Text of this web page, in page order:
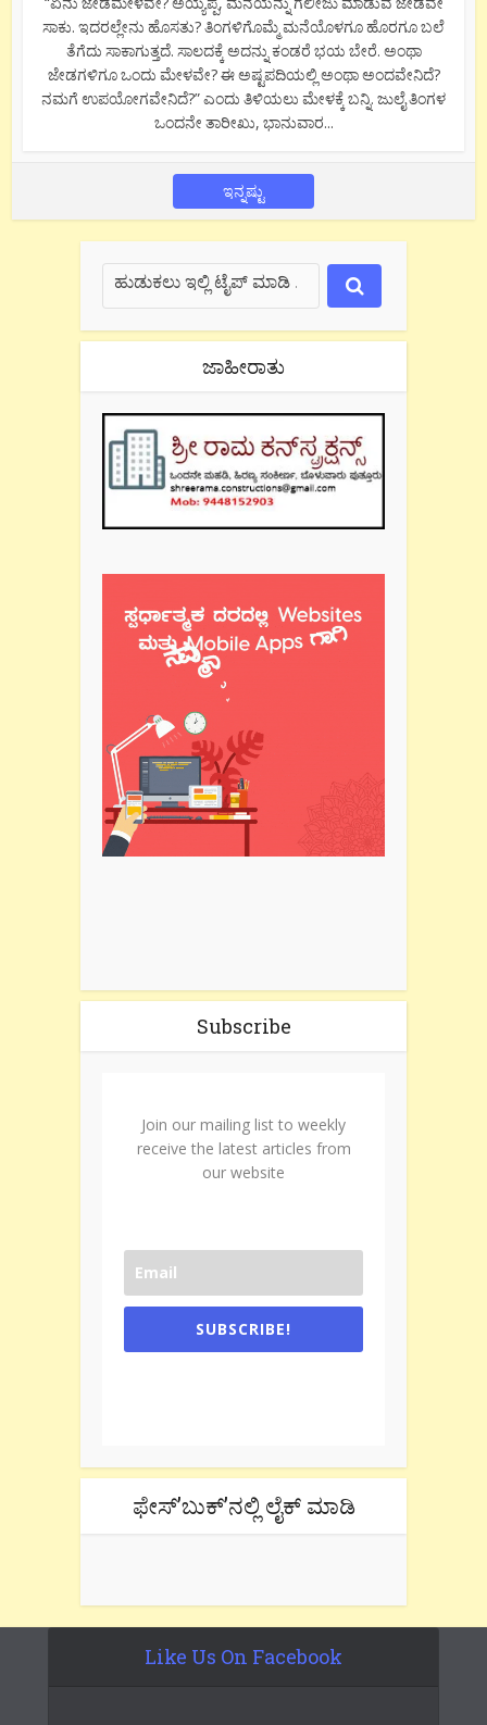
ಸಾಕು. ಇದರಲ್ಲೇನು ಹೊಸತು? ತಿಂಗಳಿಗೊಮ್ಮೆ ಮನೆಯೊಳಗೂ ಹೊರಗೂ ಬಲೆ
ತೆಗೆದು ಸಾಕಾಗುತ್ತದೆ. ಸಾಲದಕ್ಕೆ ಅದನ್ನು ಕಂಡರೆ ಭಯ ಬೇರೆ. ಅಂಥಾ
ಜೇಡಗಳಿಗೂ ಒಂದು ಮೇಳವೇ? ಈ ಅಷ್ಟಪದಿಯಲ್ಲಿ ಅಂಥಾ ಅಂದವೇನಿದೆ?
ನಮಗೆ ಉಪಯೋಗವೇನಿದೆ?” ಎಂದು ತಿಳಿಯಲು ಮೇಳಕ್ಕೆ ಬನ್ನಿ. ಜುಲೈ ತಿಂಗಳ
ಒಂದನೇ ತಾರೀಖು, ಭಾನುವಾರ...
ಇನ್ನಷ್ಟು
ಜಾಹೀರಾತು
Subscribe
Join our mailing list to weekly
receive the latest articles from
our website
SUBSCRIBE!
ಫೇಸ್’ಬುಕ್’ನಲ್ಲಿ ಲೈಕ್ ಮಾಡಿ
Like Us On Facebook